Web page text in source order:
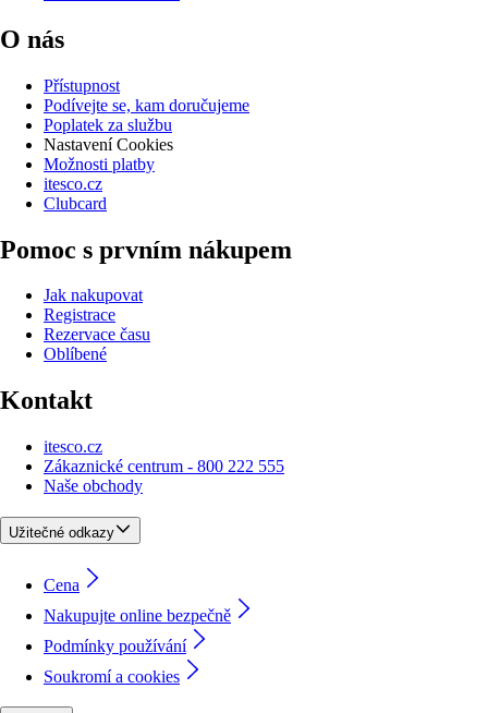
O nás
Přístupnost
Podívejte se, kam doručujeme
Poplatek za službu
Nastavení Cookies
Možnosti platby
itesco.cz
Clubcard
Pomoc s prvním nákupem
Jak nakupovat
Registrace
Rezervace času
Oblíbené
Kontakt
itesco.cz
Zákaznické centrum - 800 222 555
Naše obchody
Užitečné odkazy
Cena
Nakupujte online bezpečně
Podmínky používání
Soukromí a cookies